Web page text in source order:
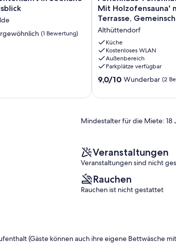
(1 Bewertung)
'Ferienhaus
Engert
Holzofensauna'
mit
privater
Terrasse,
Gemeinschaftsgarten
und
Althüttendorf
Mit Holzofensauna'
Terrasse,
und WLAN
Althüttendorf
Küche
Kostenloses WLAN
Außenbereich
Parkplätze verfügbar
9.0
10,
Bewertungen)
9,0/10 Wunderbar (2
Mindestalter für die Miete: 18
Veranstaltungen
Veranstaltungen sind nicht
Rauchen
Rauchen ist nicht gestattet
(Gäste können auch ihre eigene Bettwäsche